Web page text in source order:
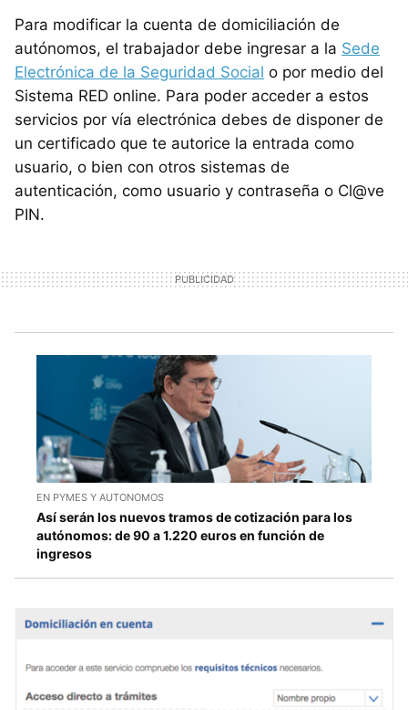
Para modificar la cuenta de domiciliación de
autónomos, el trabajador debe ingresar a la Sede
Electrónica de la Seguridad Social o por medio del
Sistema RED online. Para poder acceder a estos
servicios por vía electrónica debes de disponer de
un certificado que te autorice la entrada como
usuario, o bien con otros sistemas de
autenticación, como usuario y contraseña o Cl@ve
PIN.
EN PYMES Y AUTONOMOS
Así serán los nuevos tramos de cotización para los
autónomos: de 90 a 1.220 euros en función de
ingresos